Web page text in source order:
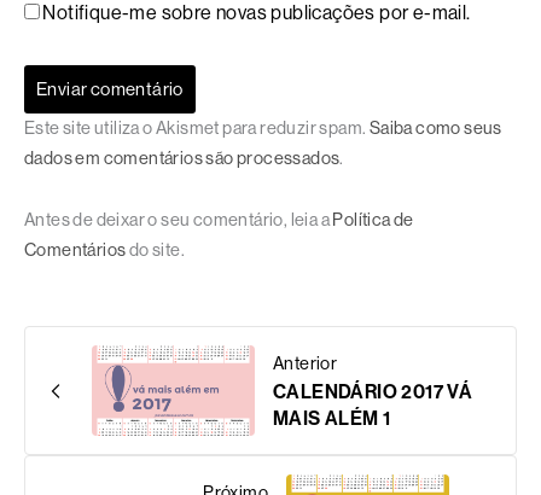
Notifique-me sobre novas publicações por e-mail.
Este site utiliza o Akismet para reduzir spam. Saiba como seus
dados em comentários são processados.
Antes de deixar o seu comentário, leia aPolítica de
Comentáriosdo site.
Anterior
CALENDÁRIO 2017 VÁ
MAIS ALÉM 1